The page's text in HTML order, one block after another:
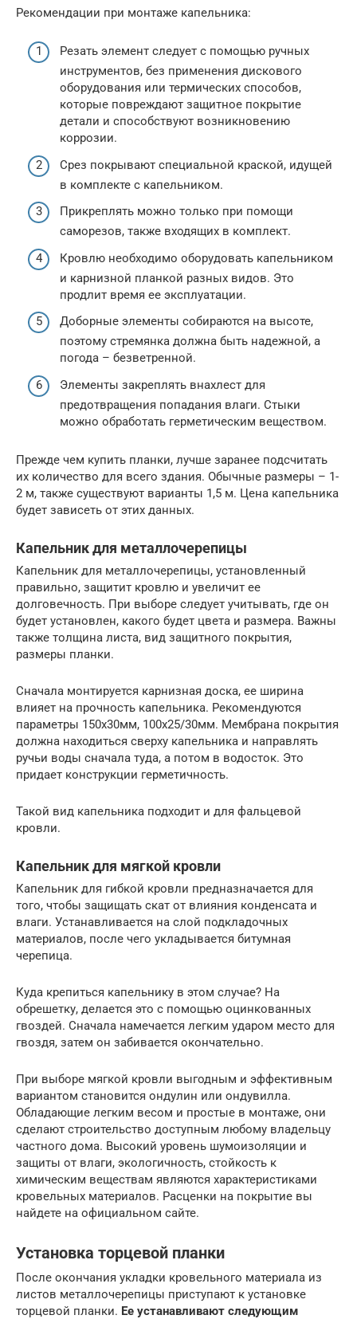
Рекомендации при монтаже капельника:
Резать элемент следует с помощью ручных
инструментов, без применения дискового
оборудования или термических способов,
которые повреждают защитное покрытие
детали и способствуют возникновению
коррозии.
Срез покрывают специальной краской, идущей
в комплекте с капельником.
Прикреплять можно только при помощи
саморезов, также входящих в комплект.
Кровлю необходимо оборудовать капельником
и карнизной планкой разных видов. Это
продлит время ее эксплуатации.
Доборные элементы собираются на высоте,
поэтому стремянка должна быть надежной, а
погода – безветренной.
Элементы закреплять внахлест для
предотвращения попадания влаги. Стыки
можно обработать герметическим веществом.
Прежде чем купить планки, лучше заранее подсчитать
их количество для всего здания. Обычные размеры – 1-
2 м, также существуют варианты 1,5 м. Цена капельника
будет зависеть от этих данных.
Капельник для металлочерепицы
Капельник для металлочерепицы, установленный
правильно, защитит кровлю и увеличит ее
долговечность. При выборе следует учитывать, где он
будет установлен, какого будет цвета и размера. Важны
также толщина листа, вид защитного покрытия,
размеры планки.
Сначала монтируется карнизная доска, ее ширина
влияет на прочность капельника. Рекомендуются
параметры 150х30мм, 100х25/30мм. Мембрана покрытия
должна находиться сверху капельника и направлять
ручьи воды сначала туда, а потом в водосток. Это
придает конструкции герметичность.
Такой вид капельника подходит и для фальцевой
кровли.
Капельник для мягкой кровли
Капельник для гибкой кровли предназначается для
того, чтобы защищать скат от влияния конденсата и
влаги. Устанавливается на слой подкладочных
материалов, после чего укладывается битумная
черепица.
Куда крепиться капельнику в этом случае? На
обрешетку, делается это с помощью оцинкованных
гвоздей. Сначала намечается легким ударом место для
гвоздя, затем он забивается окончательно.
При выборе мягкой кровли выгодным и эффективным
вариантом становится ондулин или ондувилла.
Обладающие легким весом и простые в монтаже, они
сделают строительство доступным любому владельцу
частного дома. Высокий уровень шумоизоляции и
защиты от влаги, экологичность, стойкость к
химическим веществам являются характеристиками
кровельных материалов. Расценки на покрытие вы
найдете на официальном сайте.
Установка торцевой планки
После окончания укладки кровельного материала из
листов металлочерепицы приступают к установке
торцевой планки. Ее устанавливают следующим